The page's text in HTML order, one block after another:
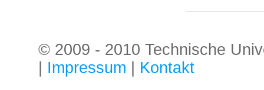
© 2009 - 2010 Technische
Impressum Kontakt